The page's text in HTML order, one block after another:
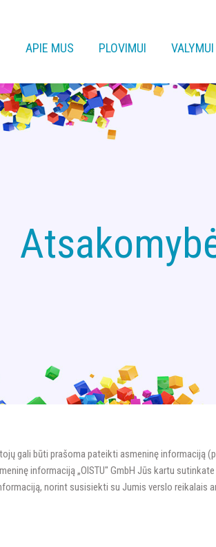
APIE MUS PLOVIMUI VALYMUI
gali būti prašoma pateikti asmeninę informaciją
informaciją „OISTU" GmbH Jūs kartu
norint susisiekti su Jumis verslo reikalais